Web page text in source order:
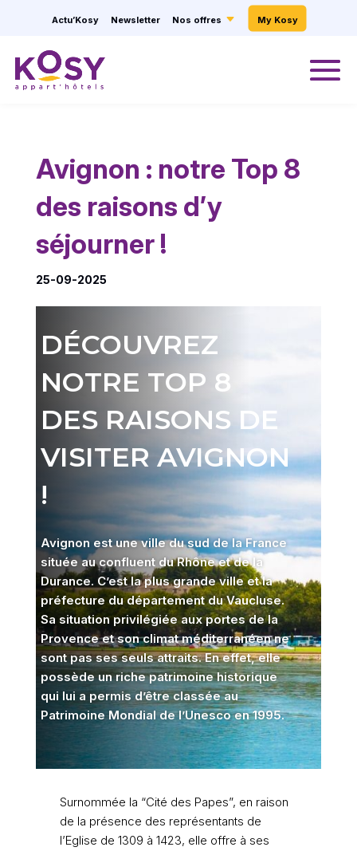
Actu’Kosy Newsletter Nos offres My Kosy
Avignon : notre Top 8
des raisons d’y
séjourner !
25-09-2025
DÉCOUVREZ
NOTRE TOP 8
DES RAISONS DE
VISITER AVIGNON
!
Avignon est une ville du sud de la France
située au confluent du Rhône et de la
Durance. C’est la plus grande ville et la
préfecture du département du Vaucluse.
Sa situation privilégiée aux portes de la
Provence et son climat méditerranéen ne
sont pas ses seuls attraits. En effet, elle
possède un riche patrimoine historique
qui lui a permis d’être classée au
Patrimoine Mondial de l’Unesco en 1995.
Surnommée la “Cité des Papes”, en raison
de la présence des représentants de
l’Eglise de 1309 à 1423, elle offre à ses